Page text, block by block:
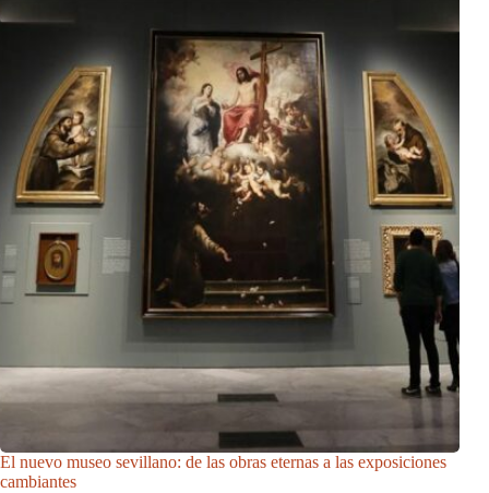
El nuevo museo sevillano: de las obras eternas a las exposiciones
cambiantes